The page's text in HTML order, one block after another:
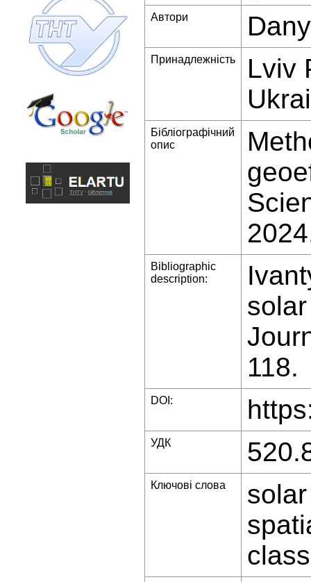
Автори
Принадлежність
Lviv
Бібліографічний
опис
Bibliographic
description:
118.
DOI:
УДК
Ключові слова